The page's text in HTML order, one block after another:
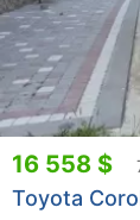
16 558 $
Toyota